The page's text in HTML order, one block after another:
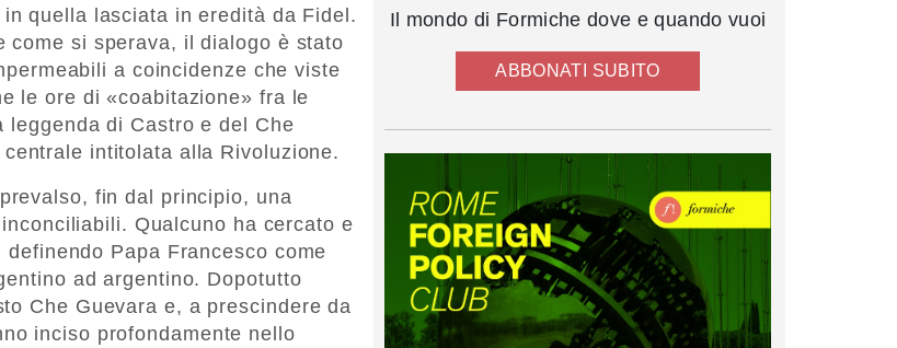
quella lasciata in eredità da Fidel.
come si sperava, il dialogo è stato
a coincidenze che viste
le ore di «coabitazione» fra le
di Castro e del Che
intitolata alla Rivoluzione.
fin dal principio, una
Qualcuno ha cercato e
Papa Francesco come
ad argentino. Dopotutto
Che Guevara e, a prescindere da
inciso profondamente nello
Il mondo di Formiche dove e quando vuoi
ABBONATI SUBITO